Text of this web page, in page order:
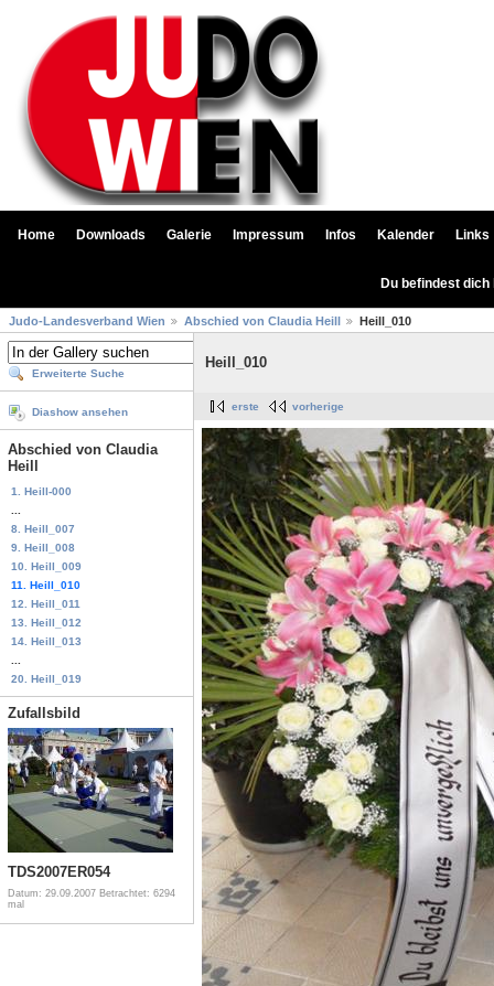
Home Downloads Galerie Impressum Infos Kalender Links
Du befindest
Judo-Landesverband Wien Abschied von Claudia Heill Heill_010
Erweiterte Suche
Diashow ansehen
Abschied von Claudia
Heill
1. Heill-000
8. Heill_007
9. Heill_008
10. Heill_009
11. Heill_010
12. Heill_011
13. Heill_012
14. Heill_013
20. Heill_019
Zufallsbild
TDS2007ER054
Datum: 29.09.2007 Betrachtet: 6294
mal
Heill_010
erste vorherige